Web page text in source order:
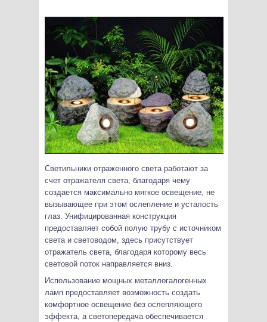
Светильники отраженного света работают за
счет отражателя света, благодаря чему
создается максимально мягкое освещение, не
вызывающее при этом ослепление и усталость
глаз. Унифицированная конструкция
предоставляет собой полую трубу с источником
света и световодом, здесь присутствует
отражатель света, благодаря которому весь
световой поток направляется вниз.
Использование мощных металлогалогенных
ламп предоставляет возможность создать
комфортное освещение без ослепляющего
эффекта, а светопередача обеспечивается